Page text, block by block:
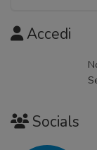
Accedi
Socials